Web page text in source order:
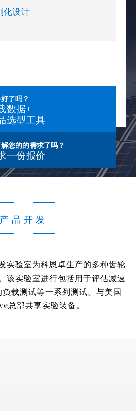
化设计
了吗？
数据+
选型工具
您的的需求了吗？
一份报价
产品开发
实验室为科恩卓生产的多种齿轮
该实验室进行包括用于评估减速
载测试等一系列测试。与美国
总部共享实验装备。